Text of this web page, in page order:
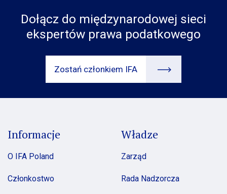
Dołącz do międzynarodowej sieci
ekspertów prawa podatkowego
Zostań członkiem IFA
Informacje
O IFA Poland
Członkostwo
Władze
Zarząd
Rada Nadzorcza